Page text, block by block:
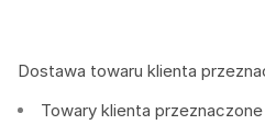
Dostawa towaru klienta
Towary klienta